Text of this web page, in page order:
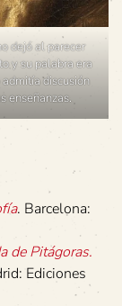
dejó al parecer
y su palabra era
discusión
enseñanzas.
. Barcelona:
de Pitágoras.
Ediciones